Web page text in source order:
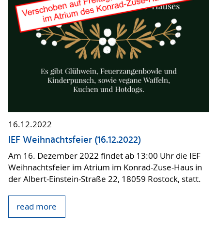
16.12.2022
IEF Weihnachtsfeier (16.12.2022)
Am 16. Dezember 2022 findet ab 13:00 Uhr die IEF
Weihnachtsfeier im Atrium im Konrad-Zuse-Haus in
der Albert-Einstein-Straße 22, 18059 Rostock, statt.
read more